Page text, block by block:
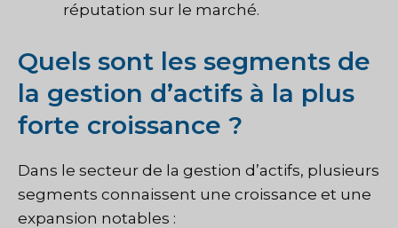
réputation sur le marché.
Quels sont les segments de
la gestion d’actifs à la plus
forte croissance ?
Dans le secteur de la gestion d’actifs, plusieurs
segments connaissent une croissance et une
expansion notables :